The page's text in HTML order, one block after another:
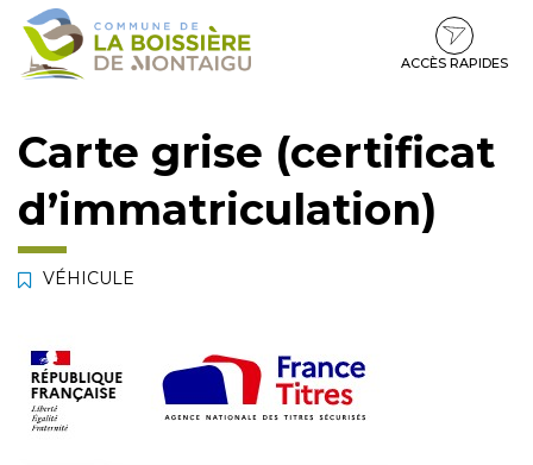
Gestion des traceurs
Aller
Aller
contenu
Aller
pied
ACCÈS RAPIDES
Carte grise (certificat
d’immatriculation)
VÉHICULE